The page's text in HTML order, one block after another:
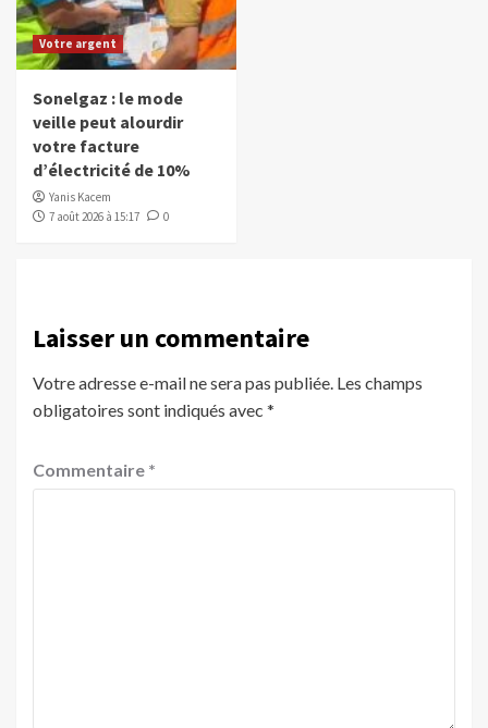
Votre argent
Sonelgaz : le mode
veille peut alourdir
votre facture
d’électricité de 10%
Yanis Kacem
7 août 2026 à 15:17
0
Laisser un commentaire
Votre adresse e-mail ne sera pas publiée. Les champs
obligatoires sont indiqués avec *
Commentaire *